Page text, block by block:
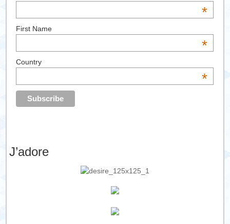
*
First Name
*
Country
*
J’adore